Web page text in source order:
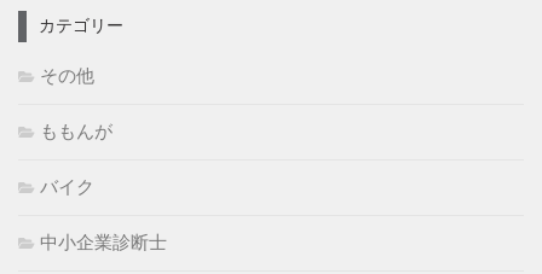
カテゴリー
その他
ももんが
バイク
中小企業診断士